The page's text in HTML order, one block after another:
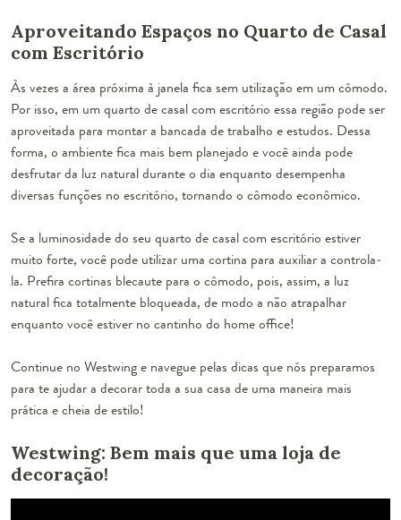
Aproveitando Espaços no Quarto de Casal
com Escritório
Às vezes a área próxima à janela fica sem utilização em um cômodo.
Por isso, em um quarto de casal com escritório essa região pode ser
aproveitada para montar a bancada de trabalho e estudos. Dessa
forma, o ambiente fica mais bem planejado e você ainda pode
desfrutar da luz natural durante o dia enquanto desempenha
diversas funções no escritório, tornando o cômodo econômico.
Se a luminosidade do seu quarto de casal com escritório estiver
muito forte, você pode utilizar uma cortina para auxiliar a controla-
la. Prefira cortinas blecaute para o cômodo, pois, assim, a luz
natural fica totalmente bloqueada, de modo a não atrapalhar
enquanto você estiver no cantinho do home office!
Continue no Westwing e navegue pelas dicas que nós preparamos
para te ajudar a decorar toda a sua casa de uma maneira mais
prática e cheia de estilo!
Westwing: Bem mais que uma loja de
decoração!